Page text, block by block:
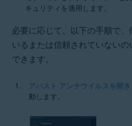
キュリティを適用します。
必要に応じて、以下の手順で
いるまたは信頼されていない
できます。
アバスト アンチウイルスを開き
動します。